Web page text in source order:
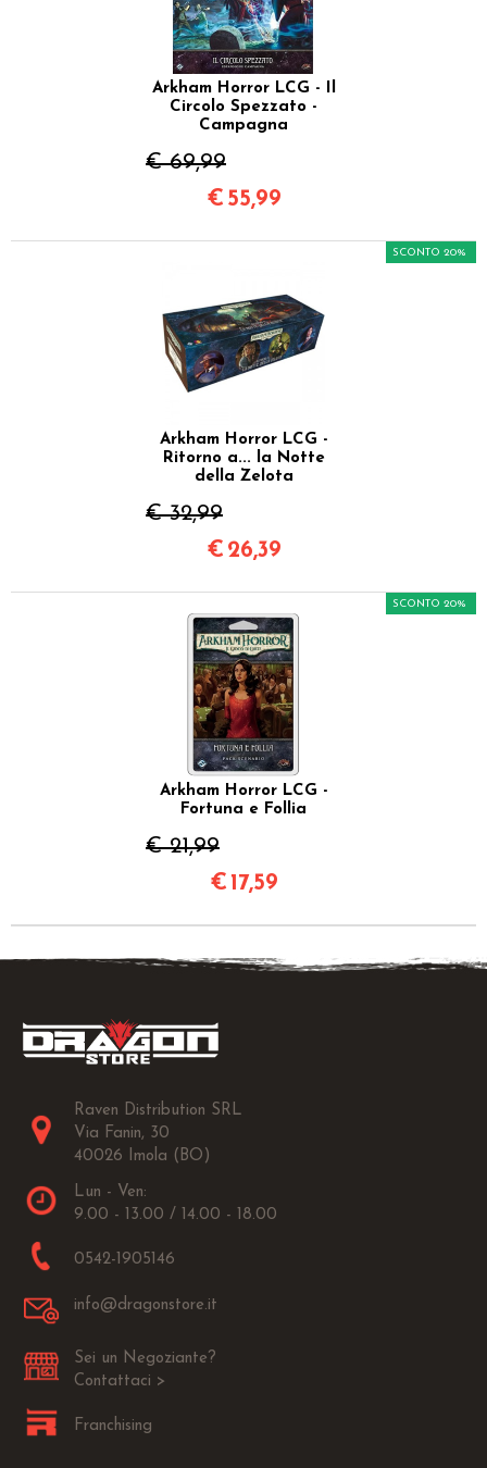
Arkham Horror LCG - Il
Circolo Spezzato -
Campagna
€ 69,99
€ 55,99
Arkham Horror LCG -
Ritorno a... la Notte
della Zelota
€ 32,99
SCONTO 20%
€ 26,39
Arkham Horror LCG -
Fortuna e Follia
€ 21,99
SCONTO 20%
€ 17,59
Raven Distribution SRL
Via Fanin, 30
40026 Imola (BO)
Lun - Ven:
9.00 - 13.00 / 14.00 - 18.00
0542-1905146
info@dragonstore.it
Sei un Negoziante?
Contattaci >
Franchising